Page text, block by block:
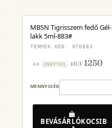
MBSN Tigrisszem fedő Gél-
lakk 5ml-883#
TERMÉK KÓD: 070883
ÁR [NETTO] HUF1250
MENNYISÉG
BEVÁSÁRLÓKOCSIB